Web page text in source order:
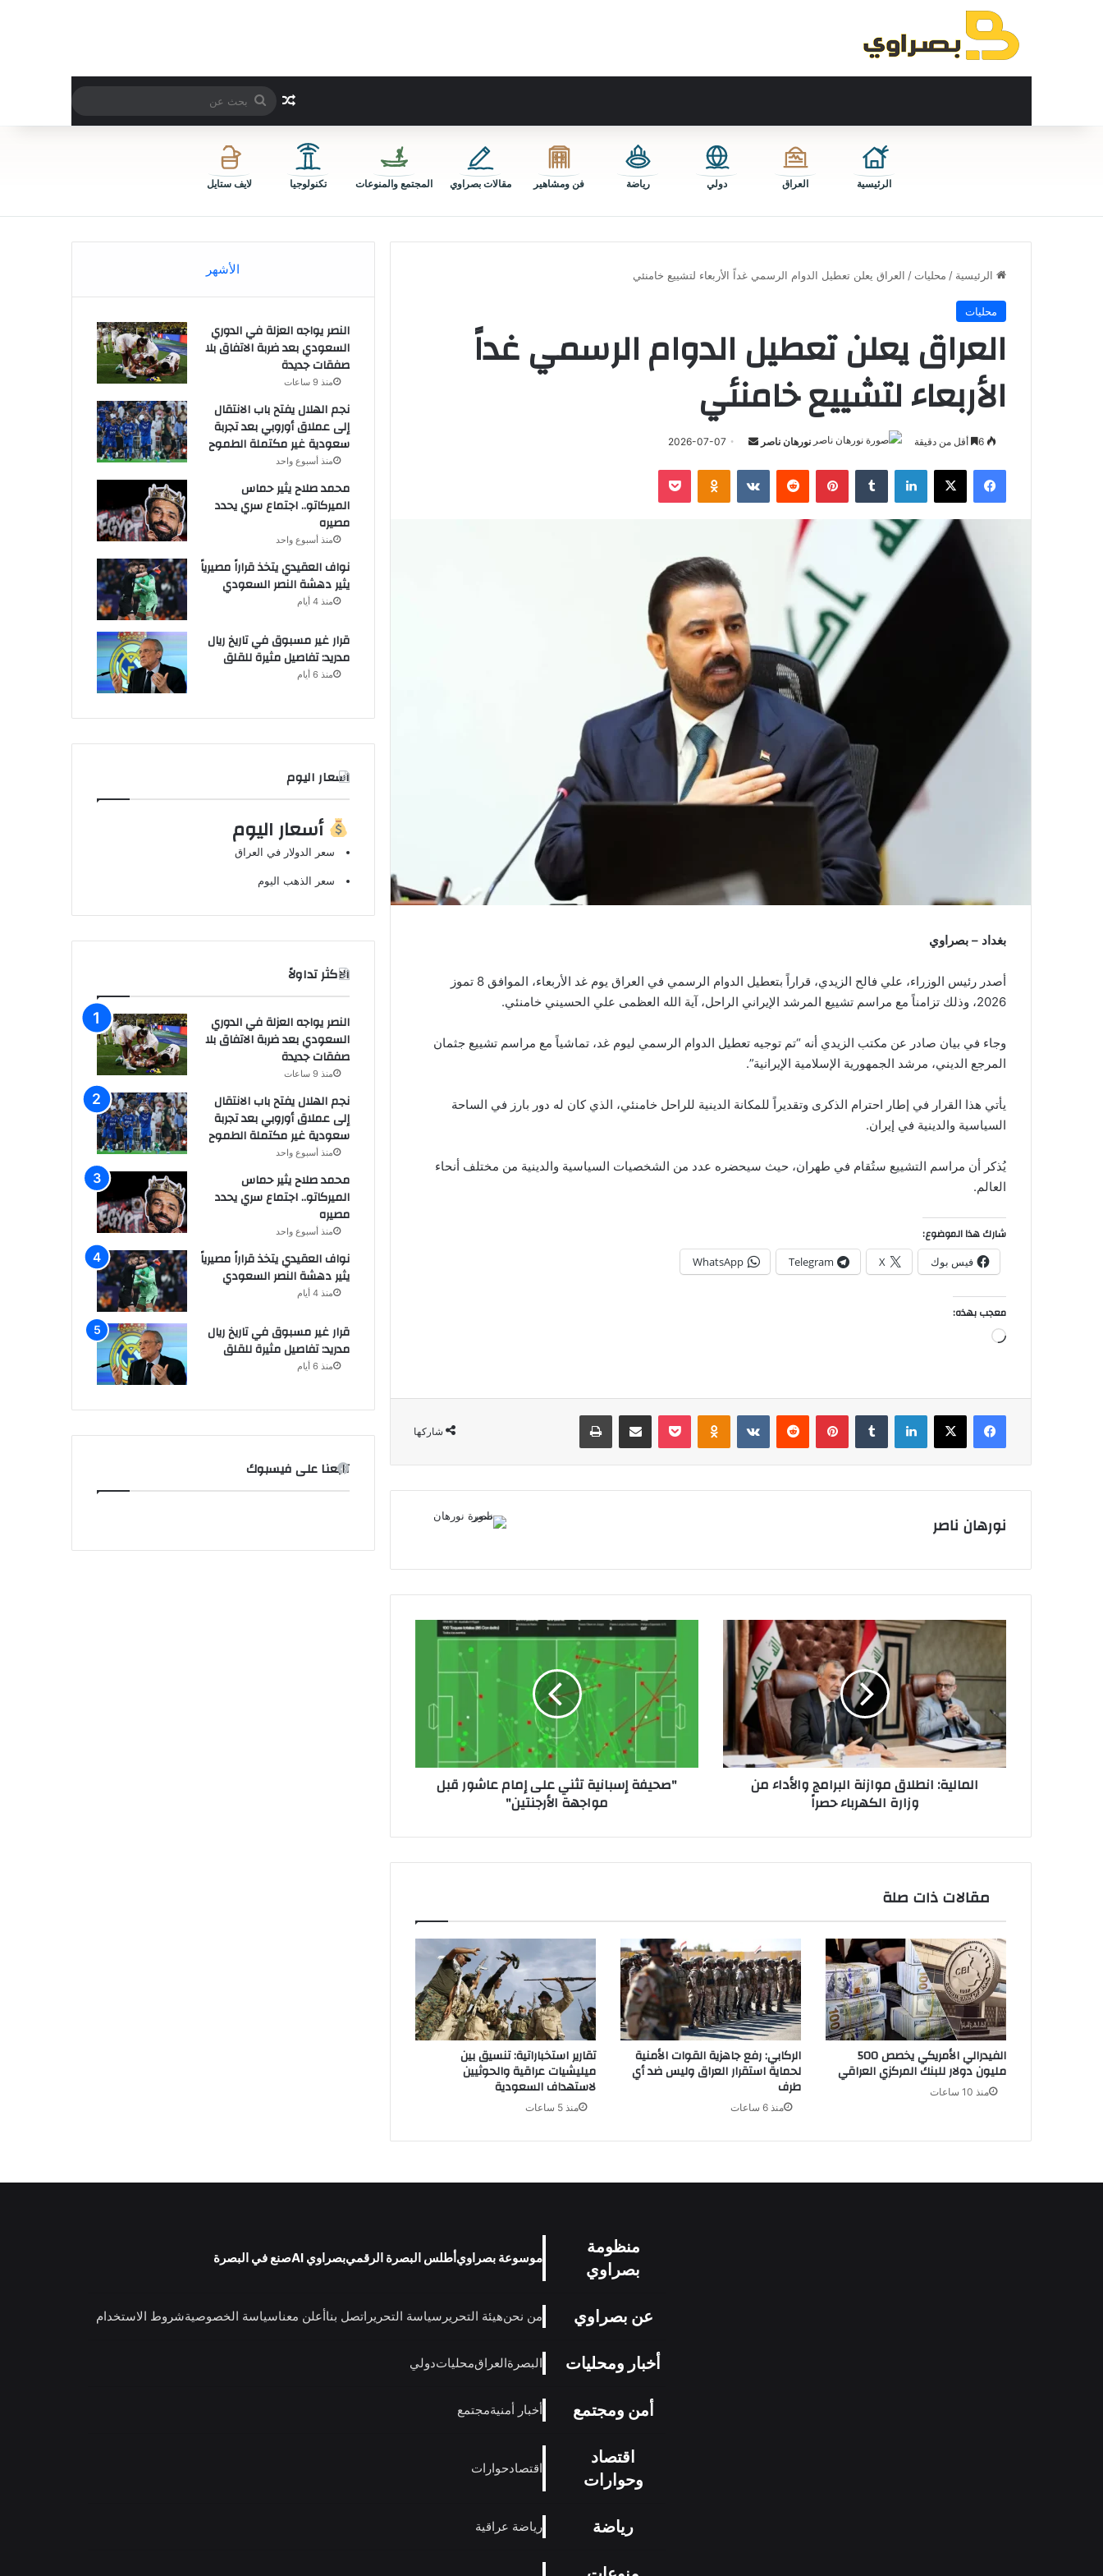
مقال عشوائي
بحث
عن
الرئيسية العراق دولي رياضة فن ومشاهير مقالات بصراوي المجتمع والمنوعات تكنولوجيا لايف ستايل
الرئيسية / محليات / العراق يعلن تعطيل الدوام الرسمي غداً الأربعاء لتشييع خامنئي
محليات
العراق يعلن تعطيل الدوام الرسمي غداً
الأربعاء لتشييع خامنئي
نورهان ناصر
أرسل
إلكترونيا
2026-07-07 أقل من دقيقة
فيسبوك ‫X لينكدإن بينتيريست Odnoklassniki
‫Pocket
بغداد – بصراوي
أصدر رئيس الوزراء، علي فالح الزيدي، قراراً بتعطيل الدوام الرسمي في العراق يوم غد الأربعاء، الموافق 8 تموز
2026، وذلك تزامناً مع مراسم تشييع المرشد الإيراني الراحل، آية الله العظمى علي الحسيني خامنئي.
وجاء في بيان صادر عن مكتب الزيدي أنه “تم توجيه تعطيل الدوام الرسمي ليوم غد، تماشياً مع مراسم تشييع جثمان
المرجع الديني، مرشد الجمهورية الإسلامية الإيرانية”.
يأتي هذا القرار في إطار احترام الذكرى وتقديراً للمكانة الدينية للراحل خامنئي، الذي كان له دور بارز في الساحة
السياسية والدينية في إيران.
يُذكر أن مراسم التشييع ستُقام في طهران، حيث سيحضره عدد من الشخصيات السياسية والدينية من مختلف أنحاء
العالم.
شارك هذا الموضوع:
فيس بوك X
Telegram
WhatsApp
معجب بهذه:
جاري
شاركها
فيسبوك ‫X لينكدإن بينتيريست Odnoklassniki
‫Pocket مشاركة عبر البريد طباعة
نورهان ناصر
"صحيفة
إسبانية
عاشور
قبل
الأرجنتين"
"صحيفة إسبانية تثني على إمام عاشور قبل
مواجهة الأرجنتين"
المالية:
البرامج
من
وزارة
الكهرباء
حصراً
المالية: انطلاق موازنة البرامج والأداء من
وزارة الكهرباء حصراً
مقالات ذات صلة
تقارير استخباراتية: تنسيق بين
ميليشيات عراقية والحوثيين
لاستهداف السعودية
منذ 5 ساعات
الركابي: رفع جاهزية القوات الأمنية
لحماية استقرار العراق وليس ضد أي
طرف
منذ 6 ساعات
الفيدرالي الأمريكي يخصص 500
مليون دولار للبنك المركزي العراقي
منذ 10 ساعات
الأشهر
النصر يواجه العزلة في الدوري
السعودي بعد ضربة الاتفاق بلا
صفقات جديدة
منذ 9 ساعات
نجم الهلال يفتح باب الانتقال
إلى عملاق أوروبي بعد تجربة
سعودية غير مكتملة الطموح
منذ أسبوع واحد
محمد صلاح يثير حماس
الميركاتو.. اجتماع سري يحدد
مصيره
منذ أسبوع واحد
نواف العقيدي يتخذ قراراً مصيرياً
يثير دهشة النصر السعودي
منذ 4 أيام
قرار غير مسبوق في تاريخ ريال
مدريد: تفاصيل مثيرة للقلق
منذ 6 أيام
اسعار اليوم
أسعار اليوم
سعر الدولار في العراق
سعر الذهب اليوم
الاكثر تداولاً
النصر يواجه العزلة في الدوري
السعودي بعد ضربة الاتفاق بلا
صفقات جديدة
منذ 9 ساعات
نجم الهلال يفتح باب الانتقال
إلى عملاق أوروبي بعد تجربة
سعودية غير مكتملة الطموح
منذ أسبوع واحد
محمد صلاح يثير حماس
الميركاتو.. اجتماع سري يحدد
مصيره
منذ أسبوع واحد
نواف العقيدي يتخذ قراراً مصيرياً
يثير دهشة النصر السعودي
منذ 4 أيام
قرار غير مسبوق في تاريخ ريال
مدريد: تفاصيل مثيرة للقلق
منذ 6 أيام
تابعنا على فيسبوك
منظومة
بصراوي
موسوعة بصراويأطلس البصرة الرقميبصراوي AI صنع في البصرة
عن بصراوي من نحنهيئة التحرير سياسة التحرير اتصل بناأعلن معناسياسة الخصوصيةشروط الاستخدام
أخبار ومحليات البصرةالعراقمحلياتدولي
أمن ومجتمع أخبار أمنيةمجتمع
اقتصاد
وحوارات
اقتصادحوارات
رياضة رياضة عراقية